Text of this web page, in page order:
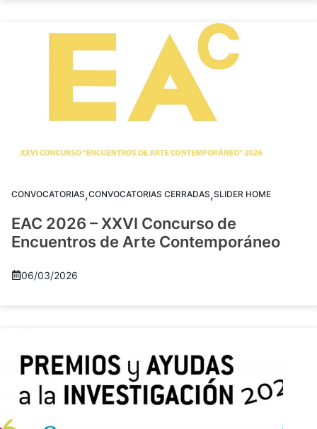
CONVOCATORIAS,CONVOCATORIAS CERRADAS,SLIDER HOME
EAC 2026 – XXVI Concurso de
Encuentros de Arte Contemporáneo
06/03/2026